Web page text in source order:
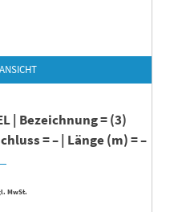
| Bezeichnung = (3)
= – | Länge (m) = –
MwSt.